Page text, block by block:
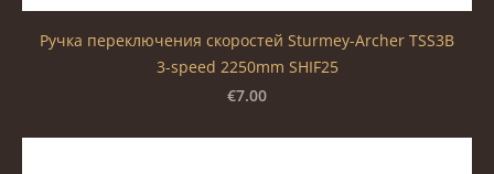
Ручка переключения скоростей Sturmey-Archer TSS3B
3-speed 2250mm SHIF25
€7.00